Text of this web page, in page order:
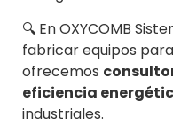
🔍 En OXYCOMB
fabricar equipos
ofrecemos
eficiencia
industriales.